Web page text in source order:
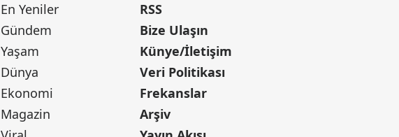
En Yeniler
Gündem
Yaşam
Dünya
Ekonomi
Magazin
RSS
Bize Ulaşın
Künye/İletişim
Veri Politikası
Frekanslar
Arşiv